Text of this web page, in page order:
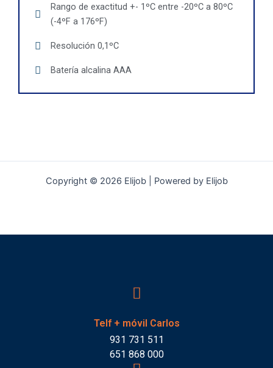
Rango de exactitud +- 1ºC entre -20ºC a 80ºC
(-4ºF a 176ºF)
Resolución 0,1ºC
Batería alcalina AAA
Copyright © 2026 Elijob | Powered by Elijob
Telf + móvil Carlos
931 731 511
651 868 000